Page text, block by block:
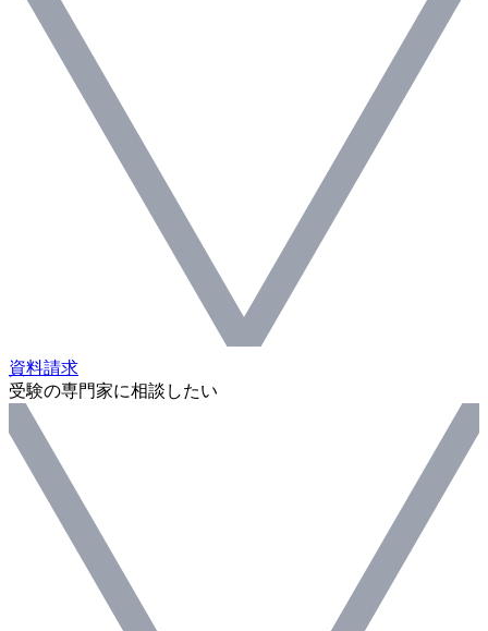
資料請求
受験の専門家に相談したい